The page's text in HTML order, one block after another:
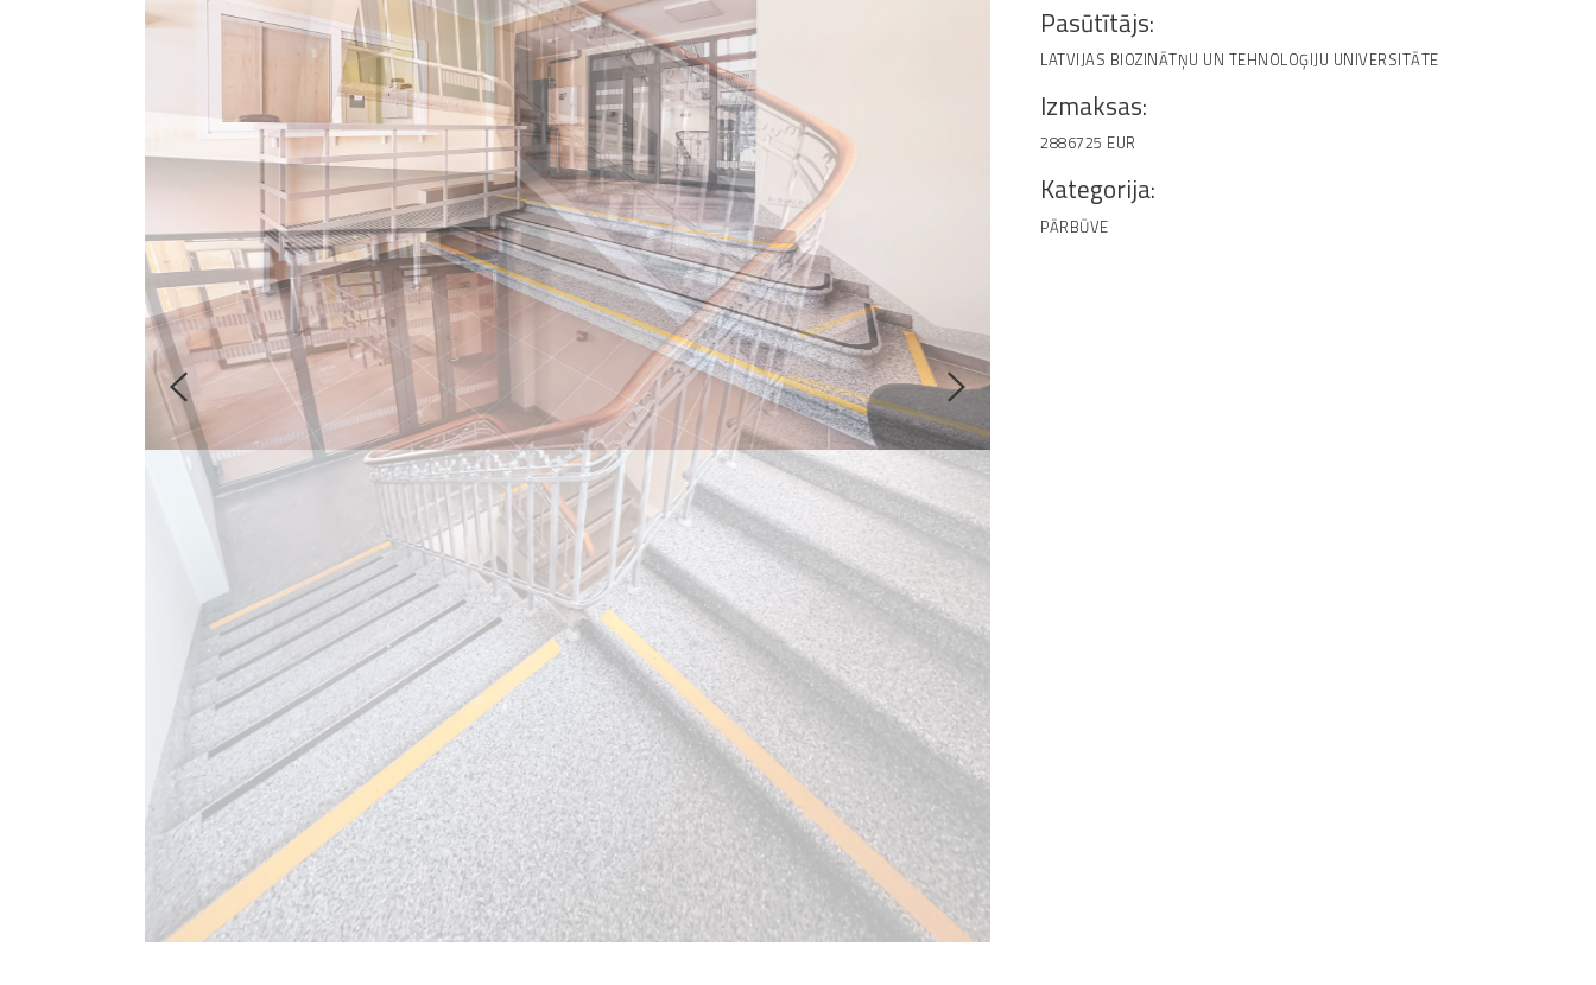
Pasūtītājs:
LATVIJAS BIOZINĀTŅU UN TEHNOLOĢIJU UNIVERSITĀTE
Izmaksas:
2886725 EUR
Kategorija:
PĀRBŪVE